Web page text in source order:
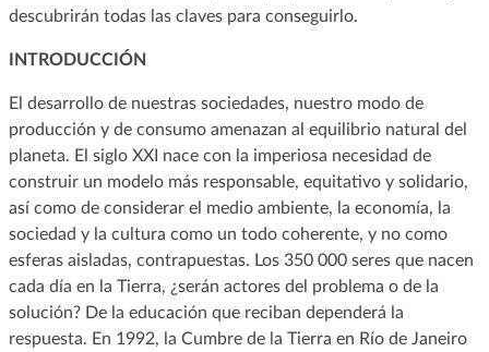
descubrirán todas las claves para conseguirlo.
INTRODUCCIÓN
El desarrollo de nuestras sociedades, nuestro modo de
producción y de consumo amenazan al equilibrio natural del
planeta. El siglo XXI nace con la imperiosa necesidad de
construir un modelo más responsable, equitativo y solidario,
así como de considerar el medio ambiente, la economía, la
sociedad y la cultura como un todo coherente, y no como
esferas aisladas, contrapuestas. Los 350 000 seres que nacen
cada día en la Tierra, ¿serán actores del problema o de la
solución? De la educación que reciban dependerá la
respuesta. En 1992, la Cumbre de la Tierra en Río de Janeiro